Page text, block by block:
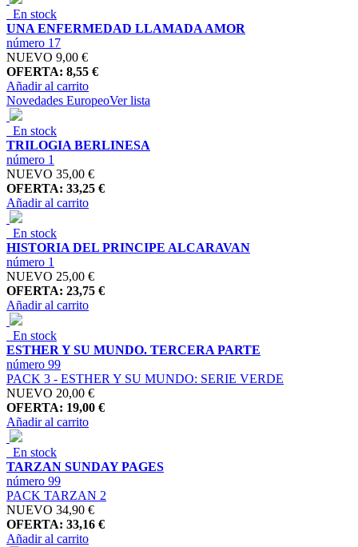
En stock
UNA ENFERMEDAD LLAMADA AMOR
número 17
NUEVO 9,00 €
OFERTA: 8,55 €
Añadir al carrito
Novedades EuropeoVer lista
En stock
TRILOGIA BERLINESA
número 1
NUEVO 35,00 €
OFERTA: 33,25 €
Añadir al carrito
En stock
HISTORIA DEL PRINCIPE ALCARAVAN
número 1
NUEVO 25,00 €
OFERTA: 23,75 €
Añadir al carrito
En stock
ESTHER Y SU MUNDO. TERCERA PARTE
número 99
PACK 3 - ESTHER Y SU MUNDO: SERIE VERDE
NUEVO 20,00 €
OFERTA: 19,00 €
Añadir al carrito
En stock
TARZAN SUNDAY PAGES
número 99
PACK TARZAN 2
NUEVO 34,90 €
OFERTA: 33,16 €
Añadir al carrito